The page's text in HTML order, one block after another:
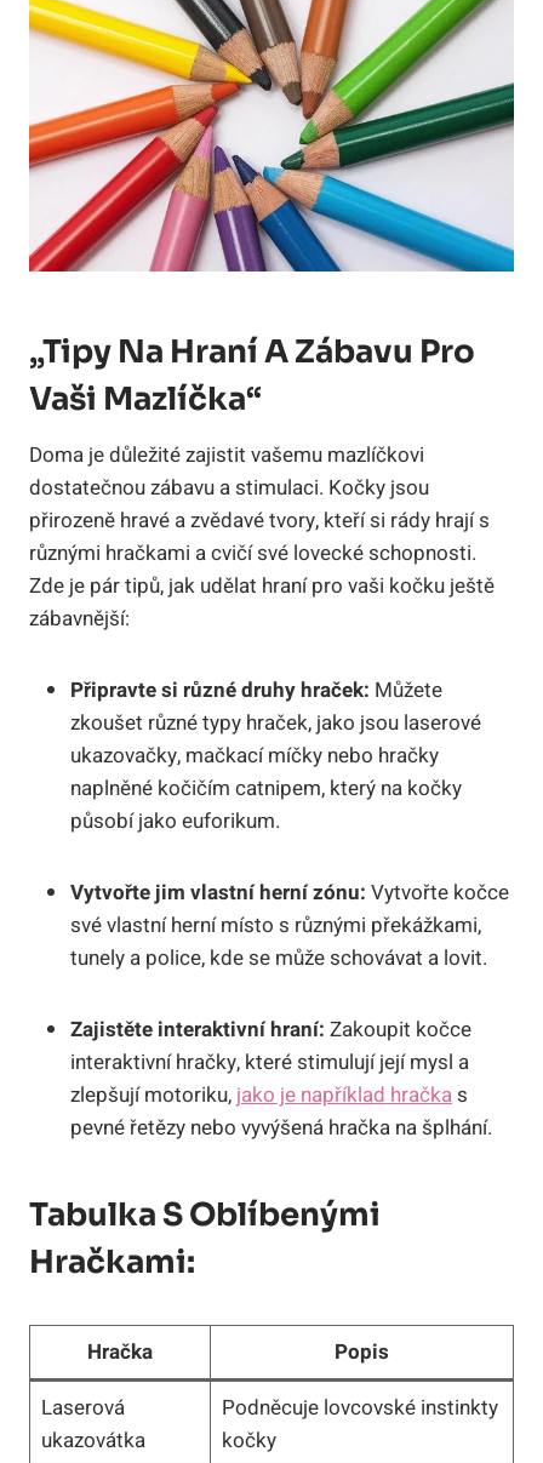
„Tipy Na Hraní A Zábavu Pro
Vaši Mazlíčka“
Doma je důležité zajistit vašemu mazlíčkovi
dostatečnou zábavu a stimulaci. Kočky jsou
přirozeně hravé a zvědavé tvory, kteří si rády hrají s
různými hračkami a cvičí své lovecké schopnosti.
Zde je pár tipů, jak udělat hraní pro vaši kočku ještě
zábavnější:
Připravte si různé druhy hraček: Můžete
zkoušet různé typy hraček, jako jsou laserové
ukazovačky, mačkací míčky nebo hračky
naplněné kočičím catnipem, který na kočky
působí jako euforikum.
Vytvořte jim vlastní herní zónu: Vytvořte kočce
své vlastní herní místo s různými překážkami,
tunely a police, kde se může schovávat a lovit.
Zajistěte interaktivní hraní: Zakoupit kočce
interaktivní hračky, které stimulují její mysl a
zlepšují motoriku, jako je například hračkas
pevné řetězy nebo vyvýšená hračka na šplhání.
Tabulka S Oblíbenými
Hračkami:
Hračka
Popis
Laserová
ukazovátka
Podněcuje lovcovské instinkty
kočky